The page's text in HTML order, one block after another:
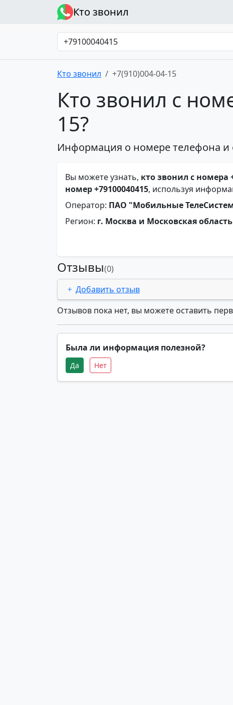
Кто звонил
Кто звонил +7(910)004-04-15
Кто звонил с
15?
Информация о номере телефона и
Вы можете узнать, кто звонил с номера
номер +79100040415, используя
Оператор: ПАО "Мобильные
Регион: г. Москва и Московская область
Отзывы(0)
Добавить отзыв
Отзывов пока нет, вы можете оставить
Была ли информация полезной?
Да Нет